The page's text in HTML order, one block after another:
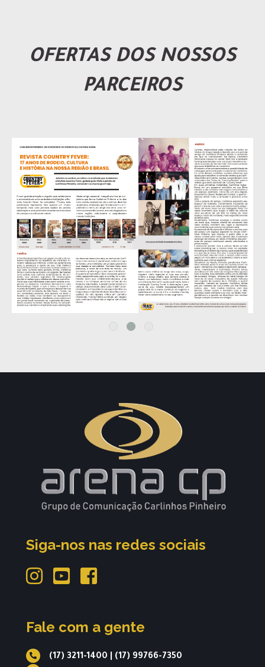
OFERTAS DOS NOSSOS
PARCEIROS
Siga-nos nas redes sociais
Fale com a gente
(17) 3211-1400 (17) 99766-7350